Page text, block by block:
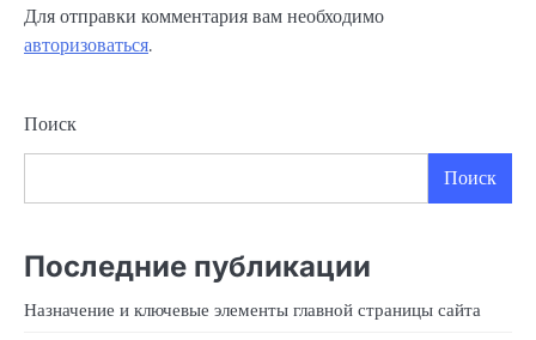
Для отправки комментария вам необходимо
авторизоваться.
Поиск
Поиск
Последние публикации
Назначение и ключевые элементы главной страницы сайта